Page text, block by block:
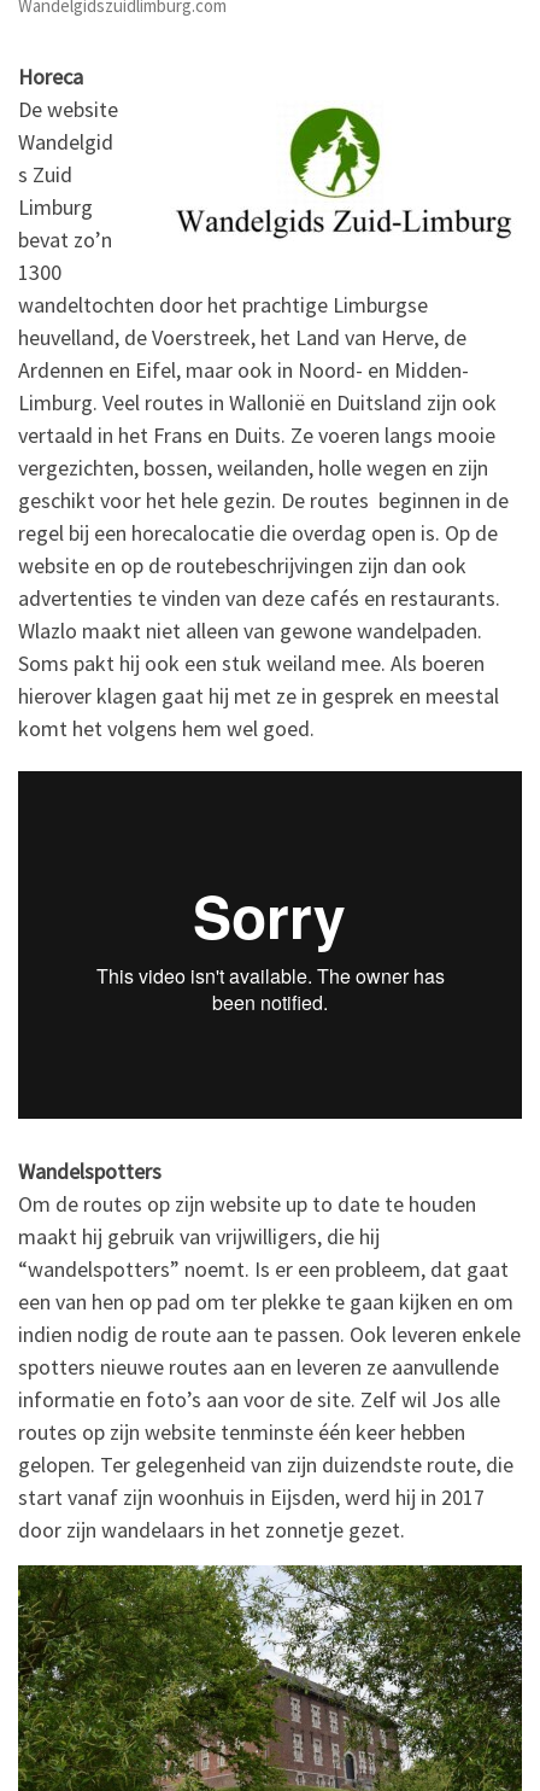
Wandelgidszuidlimburg.com
Horeca
De website
Wandelgid
s Zuid
Limburg
bevat zo’n
1300
wandeltochten door het prachtige Limburgse
heuvelland, de Voerstreek, het Land van Herve, de
Ardennen en Eifel, maar ook in Noord- en Midden-
Limburg. Veel routes in Wallonië en Duitsland zijn ook
vertaald in het Frans en Duits. Ze voeren langs mooie
vergezichten, bossen, weilanden, holle wegen en zijn
geschikt voor het hele gezin. De routes beginnen in de
regel bij een horecalocatie die overdag open is. Op de
website en op de routebeschrijvingen zijn dan ook
advertenties te vinden van deze cafés en restaurants.
Wlazlo maakt niet alleen van gewone wandelpaden.
Soms pakt hij ook een stuk weiland mee. Als boeren
hierover klagen gaat hij met ze in gesprek en meestal
komt het volgens hem wel goed.
Wandelspotters
Om de routes op zijn website up to date te houden
maakt hij gebruik van vrijwilligers, die hij
“wandelspotters” noemt. Is er een probleem, dat gaat
een van hen op pad om ter plekke te gaan kijken en om
indien nodig de route aan te passen. Ook leveren enkele
spotters nieuwe routes aan en leveren ze aanvullende
informatie en foto’s aan voor de site. Zelf wil Jos alle
routes op zijn website tenminste één keer hebben
gelopen. Ter gelegenheid van zijn duizendste route, die
start vanaf zijn woonhuis in Eijsden, werd hij in 2017
door zijn wandelaars in het zonnetje gezet.